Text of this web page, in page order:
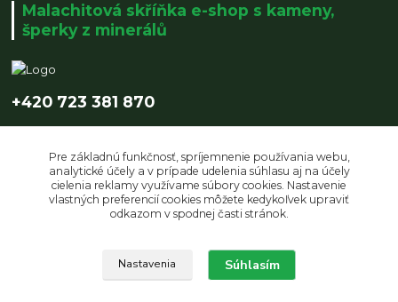
Malachitová skříňka e-shop s kameny,
šperky z minerálů
+420 723 381 870
Upravit sběr cookies.
Pre základnú funkčnosť, spríjemnenie používania webu,
analytické účely a v prípade udelenia súhlasu aj na účely
cielenia reklamy využívame súbory cookies. Nastavenie
vlastných preferencií cookies môžete kedykoľvek upraviť
odkazom v spodnej časti stránok.
Nastavenia Súhlasím